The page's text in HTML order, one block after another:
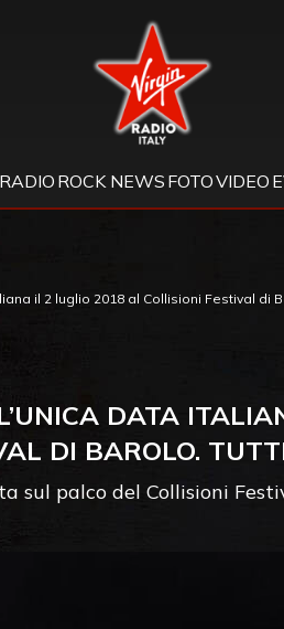
Virgin Radio
ROCK NEWS FOTOVIDEO
il 2 luglio 2018 al Collisioni Festival di
DATA
DI BAROLO.
sul palco del Collisioni